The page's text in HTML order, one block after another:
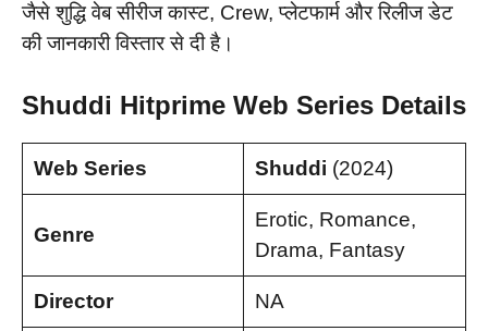
जैसे शुद्धि वेब सीरीज कास्ट, Crew, प्लेटफार्म और रिलीज डेट
की जानकारी विस्तार से दी है।
Shuddi Hitprime Web Series Details
Web Series Shuddi (2024)
Genre
Erotic, Romance,
Drama, Fantasy
Director NA